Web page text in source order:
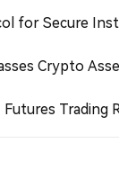
for Secure
Crypto
Trading